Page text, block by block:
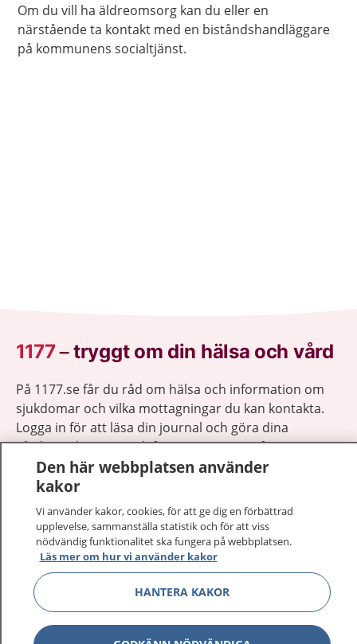
Om du vill ha äldreomsorg kan du eller en
närstående ta kontakt med en biståndshandläggare
på kommunens socialtjänst.
1177–tryggt om din hälsa och vård
På 1177.se får du råd om hälsa och information om
sjukdomar och vilka mottagningar du kan kontakta.
Logga in för att läsa din journal och göra dina
vårdärenden. Ring telefonnummer 1177 för
sjukvårdsrådgivning dygnet runt.
1177 ger dig råd när du vill må bättre.
1177 på flera språk Visa
Om 1177 Visa
Den här webbplatsen använder
kakor
Vi använder kakor, cookies, för att ge dig en förbättrad
upplevelse, sammanställa statistik och för att viss
nödvändig funktionalitet ska fungera på webbplatsen.
Läs mer om hur vi använder kakor
HANTERA KAKOR